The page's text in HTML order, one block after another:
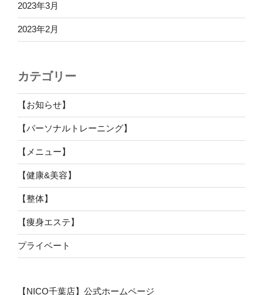
2023年3月
2023年2月
カテゴリー
【お知らせ】
【パーソナルトレーニング】
【メニュー】
【健康&美容】
【整体】
【痩身エステ】
プライベート
【NICO千葉店】公式ホームページ